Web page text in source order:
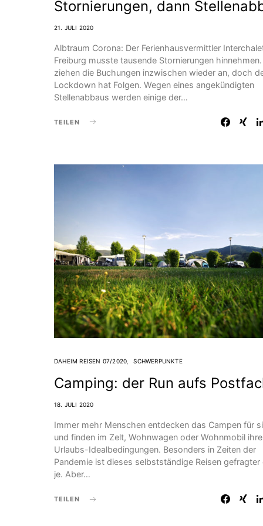
Stornierungen, dann
21. JULI 2020
Albtraum Corona: Der Ferienhausvermittler
Freiburg musste tausende Stornierungen
ziehen die Buchungen inzwischen wieder an, doch
Lockdown hat Folgen. Wegen eines angekündigten
Stellenabbaus werden einige der…
TEILEN
DAHEIM REISEN 07/2020 SCHWERPUNKTE
Camping: der Run aufs
18. JULI 2020
Immer mehr Menschen entdecken das Campen für
und finden im Zelt, Wohnwagen oder Wohnmobil ihre
Urlaubs-Idealbedingungen. Besonders in Zeiten der
Pandemie ist dieses selbstständige Reisen gefragter
je. Aber…
TEILEN